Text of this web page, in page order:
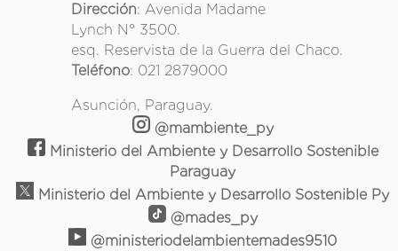
Dirección: Avenida Madame
Lynch N° 3500.
esq. Reservista de la Guerra del Chaco.
Teléfono: 021 2879000
Asunción, Paraguay.
@mambiente_py
Ministerio del Ambiente y Desarrollo Sostenible
Paraguay
Ministerio del Ambiente y Desarrollo Sostenible Py
@mades_py
@ministeriodelambientemades9510